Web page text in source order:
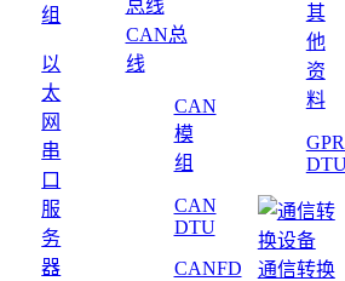
组
以
太
网
串
口
服
务
器
CAN总
线
CAN
模
组
CAN
DTU
CANFD
其
他
资
料
通信转换